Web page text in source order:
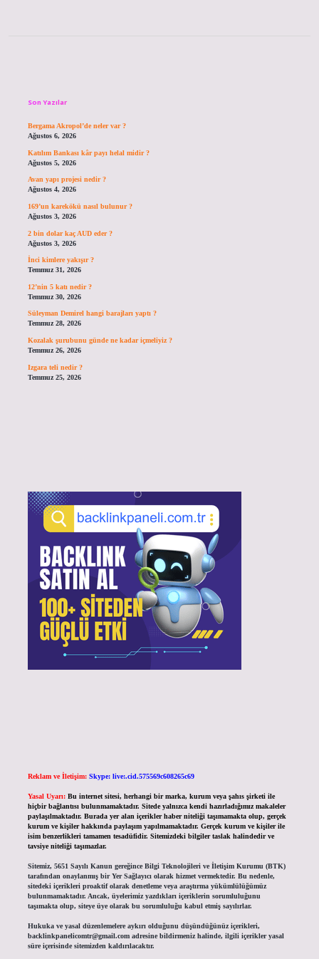
Son Yazılar
Bergama Akropol’de neler var ?
Ağustos 6, 2026
Katılım Bankası kâr payı helal midir ?
Ağustos 5, 2026
Avan yapı projesi nedir ?
Ağustos 4, 2026
169’un karekökü nasıl bulunur ?
Ağustos 3, 2026
2 bin dolar kaç AUD eder ?
Ağustos 3, 2026
İnci kimlere yakışır ?
Temmuz 31, 2026
12’nin 5 katı nedir ?
Temmuz 30, 2026
Süleyman Demirel hangi barajları yaptı ?
Temmuz 28, 2026
Kozalak şurubunu günde ne kadar içmeliyiz ?
Temmuz 26, 2026
Izgara teli nedir ?
Temmuz 25, 2026
Reklam ve İletişim: Skype: live:.cid.575569c608265c69
Yasal Uyarı: Bu internet sitesi, herhangi bir marka, kurum veya şahıs şirketi ile
hiçbir bağlantısı bulunmamaktadır. Sitede yalnızca kendi hazırladığımız makaleler
paylaşılmaktadır. Burada yer alan içerikler haber niteliği taşımamakta olup, gerçek
kurum ve kişiler hakkında paylaşım yapılmamaktadır. Gerçek kurum ve kişiler ile
isim benzerlikleri tamamen tesadüfidir. Sitemizdeki bilgiler taslak halindedir ve
tavsiye niteliği taşımazlar.
Sitemiz, 5651 Sayılı Kanun gereğince Bilgi Teknolojileri ve İletişim Kurumu (BTK)
tarafından onaylanmış bir Yer Sağlayıcı olarak hizmet vermektedir. Bu nedenle,
sitedeki içerikleri proaktif olarak denetleme veya araştırma yükümlülüğümüz
bulunmamaktadır. Ancak, üyelerimiz yazdıkları içeriklerin sorumluluğunu
taşımakta olup, siteye üye olarak bu sorumluluğu kabul etmiş sayılırlar.
Hukuka ve yasal düzenlemelere aykırı olduğunu düşündüğünüz içerikleri,
backlinkpanelicomtr@gmail.comadresine bildirmeniz halinde, ilgili içerikler yasal
süre içerisinde sitemizden kaldırılacaktır.